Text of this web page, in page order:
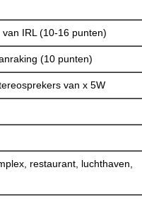
IRL (10-16 punten)
(10 punten)
van x 5W
restaurant, luchthaven,